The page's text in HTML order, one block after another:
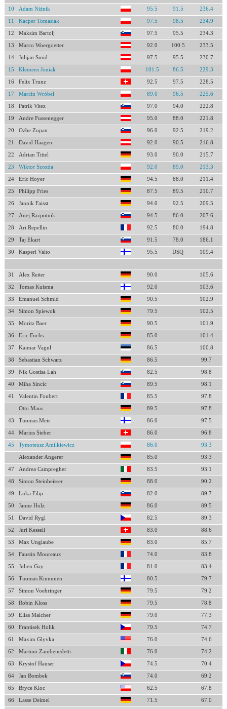
10 Adam Niżnik 95.5 91.5 236.4
11 Kacper Tomasiak 97.5 98.5 234.9
12 Maksim Bartolj 97.5 95.5 234.3
13 Marco Woergoetter 92.0 100.5 233.5
14 Julijan Smid 97.5 95.5 230.7
15 Klemens Joniak 101.5 86.5 229.3
16 Felix Trunz 92.5 97.5 228.5
17 Marcin Wróbel 89.0 96.5 225.6
18 Patrik Vitez 97.0 94.0 222.8
19 Andre Fussenegger 95.0 88.0 221.8
20 Ozbe Zupan 96.0 92.5 219.2
21 David Haagen 92.0 90.5 216.8
22 Adrian Tittel 93.0 90.0 215.7
23 Wiktor Szozda 92.0 89.0 213.3
24 Eric Hoyer 94.5 88.0 211.4
25 Philipp Fries 87.5 89.5 210.7
26 Jannik Faisst 94.0 92.5 209.5
27 Anej Razpotnik 94.5 86.0 207.6
28 Ari Repellin 92.5 80.0 194.8
29 Taj Ekart 91.5 78.0 186.1
30 Kasperi Valto 95.5 DSQ 109.4
31 Alex Reiter 90.0 105.6
32 Tomas Kuisma 92.0 103.6
33 Emanuel Schmid 90.5 102.9
34 Simon Spiewok 79.5 102.5
35 Moritz Baer 90.5 101.9
36 Eric Fuchs 85.0 101.4
37 Kaimar Vagul 86.5 100.8
38 Sebastian Schwarz 86.5 99.7
39 Nik Gostisa Lah 82.5 98.8
40 Miha Sincic 89.5 98.1
41 Valentin Foubert 85.5 97.8
Otto Maus 89.5 97.8
43 Tuomas Meis 86.0 97.5
44 Marius Sieber 86.0 96.8
45 Tymoteusz Amilkiewicz 86.0 93.3
Alexander Angerer 85.0 93.3
47 Andrea Campregher 83.5 93.1
48 Simon Steinbeisser 88.0 90.2
49 Luka Filip 82.0 89.7
50 Janne Holz 86.0 89.5
51 David Rygl 82.5 89.3
52 Juri Kesseli 83.0 88.6
53 Max Unglaube 83.0 85.7
54 Faustin Moureaux 74.0 83.8
55 Julien Gay 81.0 83.4
56 Tuomas Kinnunen 80.5 79.7
57 Simon Voehringer 79.5 79.2
58 Robin Kloss 79.5 78.8
59 Elias Malcher 79.0 77.3
60 Frantisek Holik 79.5 74.7
61 Maxim Glyvka 76.0 74.6
62 Martino Zambenedetti 76.0 74.2
63 Krystof Hauser 74.5 70.4
64 Jan Bombek 74.0 69.2
65 Bryce Kloc 62.5 67.8
66 Lasse Deimel 71.5 67.0